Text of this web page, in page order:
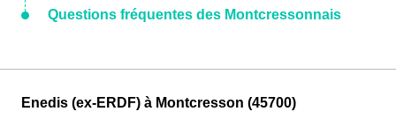
Questions fréquentes des Montcressonnais
Enedis (ex-ERDF) à Montcresson (45700)